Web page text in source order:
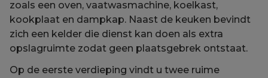
zoals een oven, vaatwasmachine, koelkast,
kookplaat en dampkap. Naast de keuken bevindt
zich een kelder die dienst kan doen als extra
opslagruimte zodat geen plaatsgebrek ontstaat.
Op de eerste verdieping vindt u twee ruime